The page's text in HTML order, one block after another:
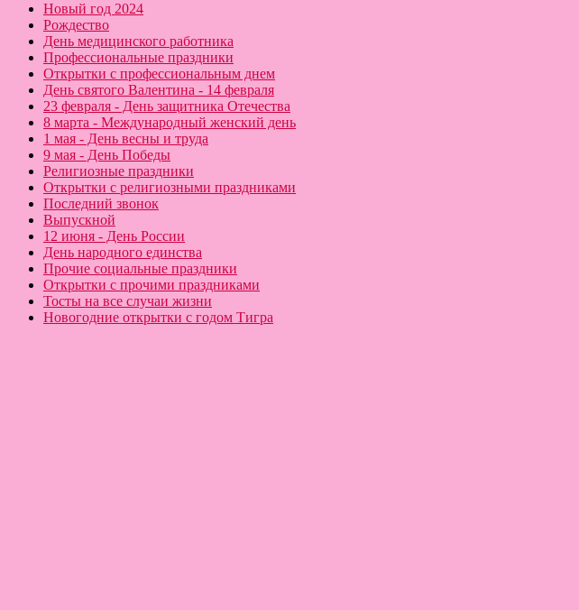
Новый год 2024
Рождество
День медицинского работника
Профессиональные праздники
Открытки с профессиональным днем
День святого Валентина - 14 февраля
23 февраля - День защитника Отечества
8 марта - Международный женский день
1 мая - День весны и труда
9 мая - День Победы
Религиозные праздники
Открытки с религиозными праздниками
Последний звонок
Выпускной
12 июня - День России
День народного единства
Прочие социальные праздники
Открытки с прочими праздниками
Тосты на все случаи жизни
Новогодние открытки с годом Тигра